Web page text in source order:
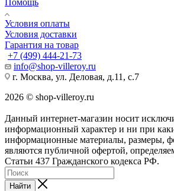
Условия оплаты
Условия доставки
Гарантия на товар
+7 (499) 444-21-73
info@shop-villeroy.ru
г. Москва, ул. Деловая, д.11, с.7
2026 © shop-villeroy.ru
Данный интернет-магазин носит
информационный характер и ни при
информационные материалы, размеры,
являются публичной офертой,
Статьи 437 Гражданского кодекса РФ.
Найти